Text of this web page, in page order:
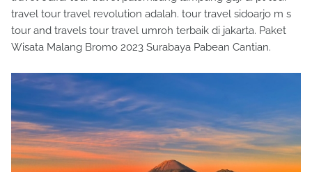
travel tour travel revolution adalah. tour travel sidoarjo m s
tour and travels tour travel umroh terbaik di jakarta. Paket
Wisata Malang Bromo 2023 Surabaya Pabean Cantian.